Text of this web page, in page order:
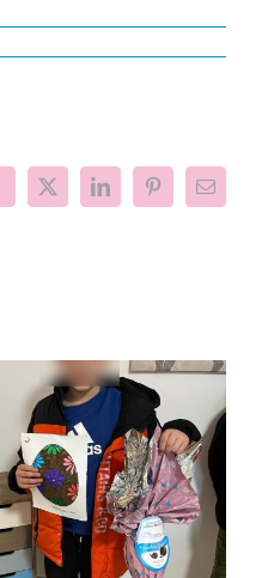
X LinkedInPinterestEmail
Il Mimas Music
per la ricerca
neuroblastoma